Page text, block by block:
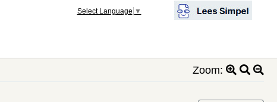
Select Language ▼
Zoom: